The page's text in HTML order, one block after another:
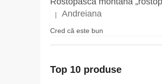
Ratingul produsului este 5 din 5 stele.
| Andreiana
Cred că este bun
Top 10 produse